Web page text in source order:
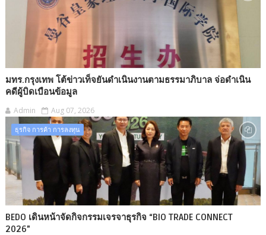
มทร.กรุงเทพ โต้ข่าวเท็จยันดำเนินงานตามธรรมาภิบาล จ่อดำเนิน
คดีผู้บิดเบือนข้อมูล
Admin Aug 07, 2026
ธุรกิจ การค้า การลงทุน
BEDO เดินหน้าจัดกิจกรรมเจรจาธุรกิจ “BIO TRADE CONNECT
2026”